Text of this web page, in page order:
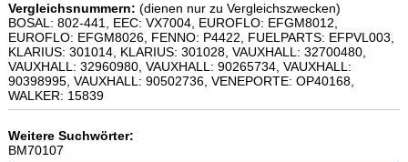
Vergleichsnummern: (dienen nur zu Vergleichszwecken)
BOSAL: 802-441, EEC: VX7004, EUROFLO: EFGM8012,
EUROFLO: EFGM8026, FENNO: P4422, FUELPARTS: EFPVL003,
KLARIUS: 301014, KLARIUS: 301028, VAUXHALL: 32700480,
VAUXHALL: 32960980, VAUXHALL: 90265734, VAUXHALL:
90398995, VAUXHALL: 90502736, VENEPORTE: OP40168,
WALKER: 15839
Weitere Suchwörter:
BM70107